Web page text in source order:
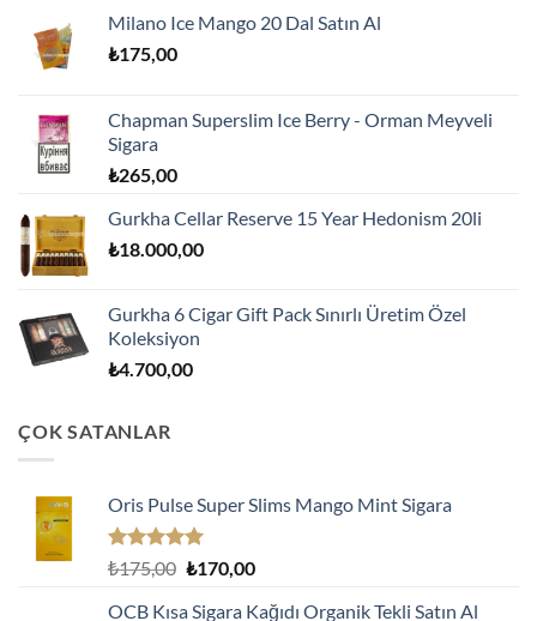
Milano Ice Mango 20 Dal Satın Al
₺175,00
Chapman Superslim Ice Berry - Orman Meyveli
Sigara
₺265,00
Gurkha Cellar Reserve 15 Year Hedonism 20li
₺18.000,00
Gurkha 6 Cigar Gift Pack Sınırlı Üretim Özel
Koleksiyon
₺4.700,00
ÇOK SATANLAR
Oris Pulse Super Slims Mango Mint Sigara
5 üzerinden
oy
aldı
₺175,00 Orijinal
₺170,00Şu
OCB Kısa Sigara Kağıdı Organik Tekli Satın Al